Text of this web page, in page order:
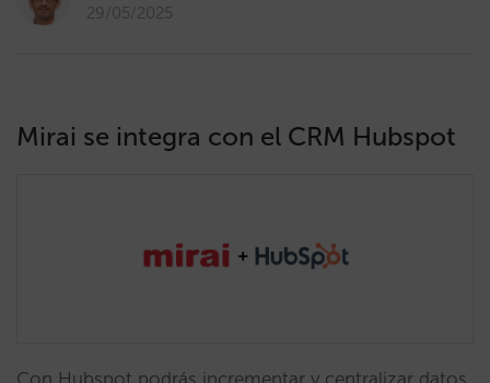
29/05/2025
Mirai se integra con el CRM Hubspot
Con Hubspot podrás incrementar y centralizar datos